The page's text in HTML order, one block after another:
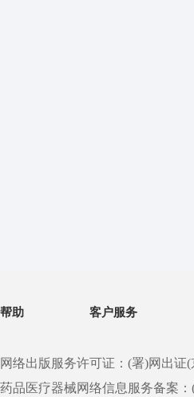
帮助 客户服务
网络出版服务许可证：(署)网出证(
药品医疗器械网络信息服务备案